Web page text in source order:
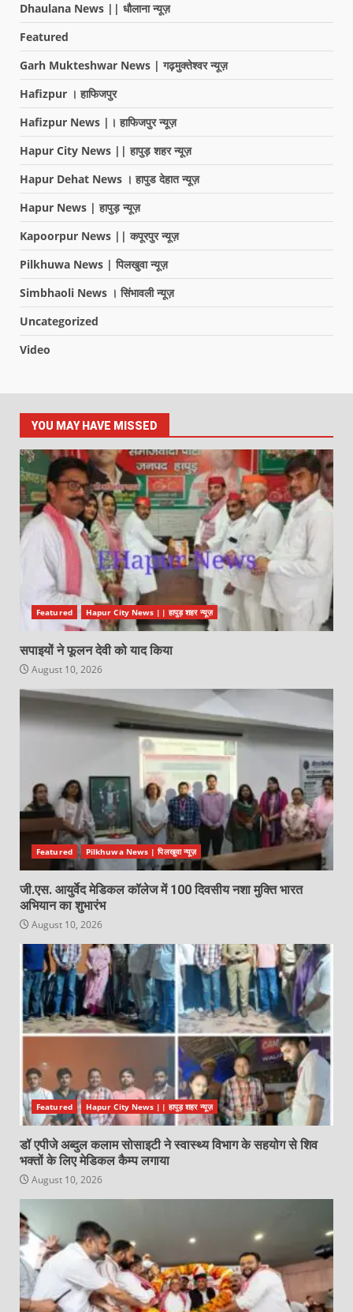
Dhaulana News || धौलाना न्यूज़
Featured
Garh Mukteshwar News | गढ़मुक्तेश्वर न्यूज़
Hafizpur । हाफिजपुर
Hafizpur News |। हाफिजपुर न्यूज़
Hapur City News || हापुड़ शहर न्यूज़
Hapur Dehat News । हापुड देहात न्यूज़
Hapur News | हापुड़ न्यूज़
Kapoorpur News || कपूरपुर न्यूज़
Pilkhuwa News | पिलखुवा न्यूज़
Simbhaoli News । सिंभावली न्यूज़
Uncategorized
Video
YOU MAY HAVE MISSED
Featured Hapur City News || हापुड़ शहर न्यूज़
सपाइयों ने फूलन देवी को याद किया
August 10, 2026
Featured Pilkhuwa News | पिलखुवा न्यूज़
जी.एस. आयुर्वेद मेडिकल कॉलेज में 100 दिवसीय नशा मुक्ति भारत
अभियान का शुभारंभ
August 10, 2026
Featured Hapur City News || हापुड़ शहर न्यूज़
डॉ एपीजे अब्दुल कलाम सोसाइटी ने स्वास्थ्य विभाग के सहयोग से शिव
भक्तों के लिए मेडिकल कैम्प लगाया
August 10, 2026